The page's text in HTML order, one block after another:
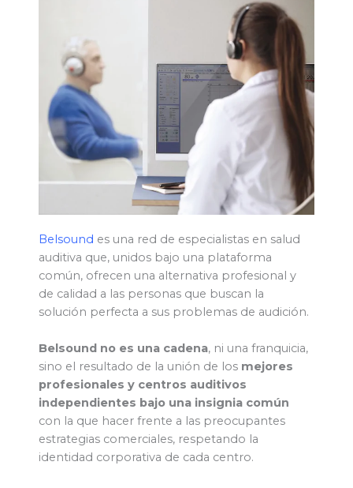
Belsound es una red de especialistas en salud
auditiva que, unidos bajo una plataforma
común, ofrecen una alternativa profesional y
de calidad a las personas que buscan la
solución perfecta a sus problemas de audición.
Belsound no es una cadena, ni una franquicia,
sino el resultado de la unión de los mejores
profesionales y centros auditivos
independientes bajo una insignia común
con la que hacer frente a las preocupantes
estrategias comerciales, respetando la
identidad corporativa de cada centro.